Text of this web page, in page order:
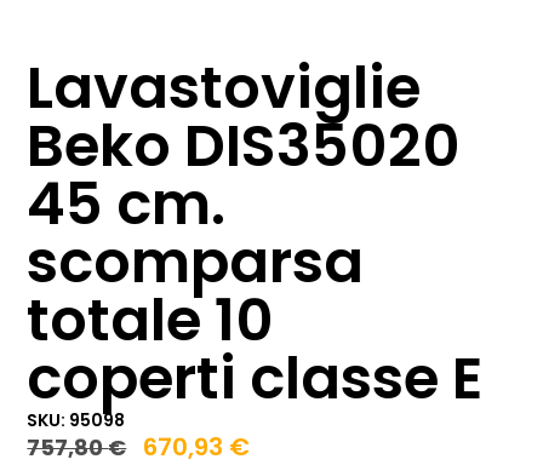
Lavastoviglie
Beko DIS35020
45 cm.
scomparsa
totale 10
coperti classe E
SKU: 95098
757,80€ 670,93 €